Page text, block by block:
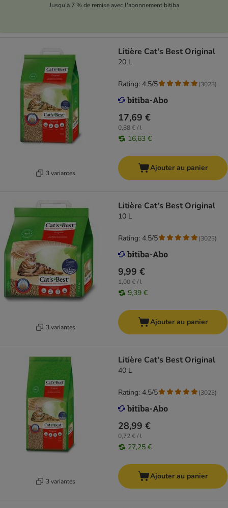
Jusqu'à 7 % de remise avec l'abonnement bitiba
3 variantes
Litière Cat's Best Original
20 L
17,69 €
0,88 € / l
16,63 €
Rating: 4.5/5 (3023)
Ajouter au panier
3 variantes
Litière Cat's Best Original
10 L
9,99 €
1,00 € / l
9,39 €
Rating: 4.5/5 (3023)
Ajouter au panier
3 variantes
Litière Cat's Best Original
40 L
28,99 €
0,72 € / l
27,25 €
Rating: 4.5/5 (3023)
Ajouter au panier